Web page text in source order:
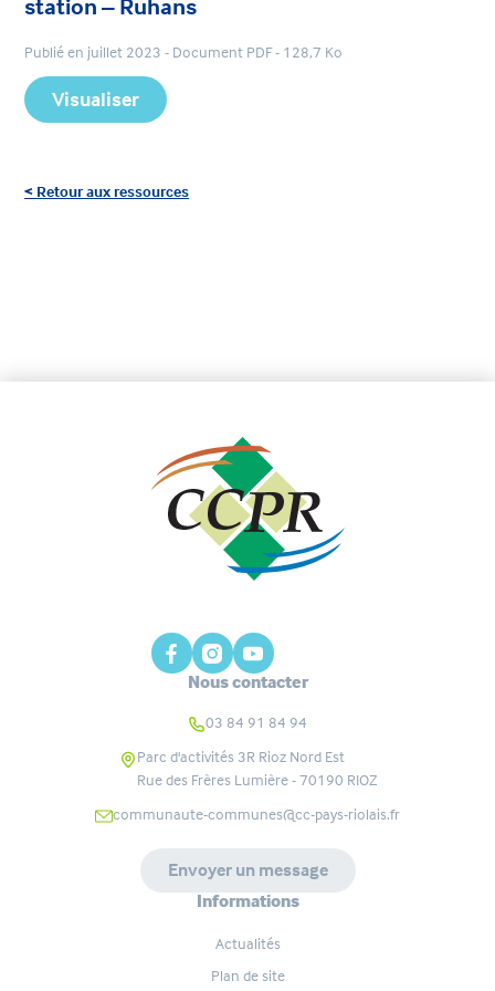
station – Ruhans
Publié en juillet 2023 - Document PDF - 128,7 Ko
Visualiser
< Retour aux ressources
Nous contacter
03 84 91 84 94
Parc d'activités 3R Rioz Nord Est
Rue des Frères Lumière - 70190 RIOZ
communaute-communes@cc-pays-riolais.fr
Envoyer un message
Informations
Actualités
Plan de site